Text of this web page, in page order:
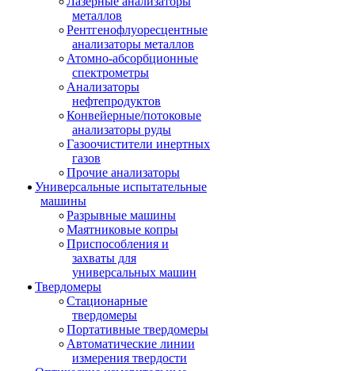
металлов
Рентгенофлуоресцентные
анализаторы металлов
Атомно-абсорбционные
спектрометры
Анализаторы
нефтепродуктов
Конвейерные/потоковые
анализаторы руды
Газоочистители инертных
газов
Прочие анализаторы
Универсальные испытательные
машины
Разрывные машины
Маятниковые копры
Приспособления и
захваты для
универсальных машин
Твердомеры
Стационарные
твердомеры
Портативные твердомеры
Автоматические линии
измерения твердости